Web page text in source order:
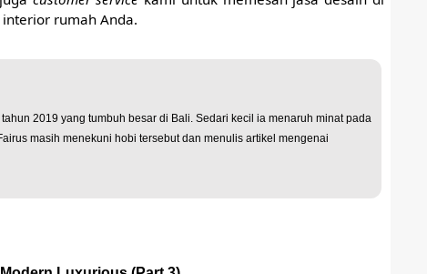
rumah Anda.
2019 yang tumbuh besar di Bali. Sedari kecil ia menaruh minat pada
masih menekuni hobi tersebut dan menulis artikel mengenai